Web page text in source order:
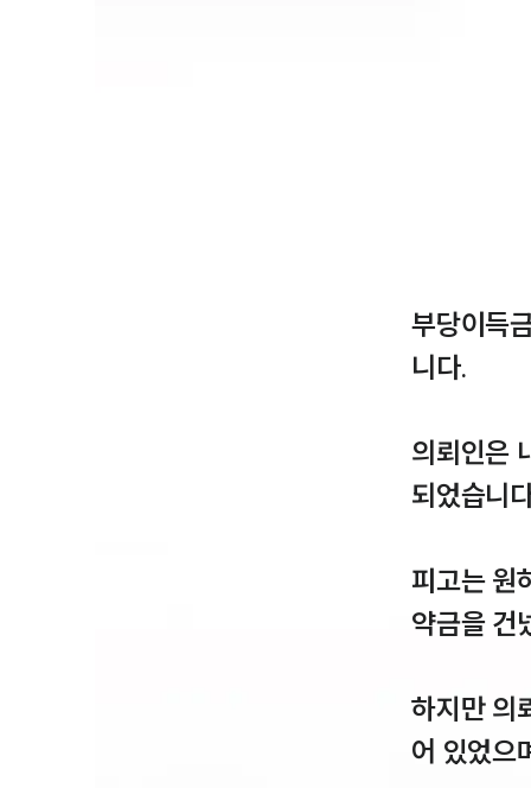
부당이득
니다.
의뢰인은
되었습니
피고는 원
약금을 건
하지만 의
어 있었으